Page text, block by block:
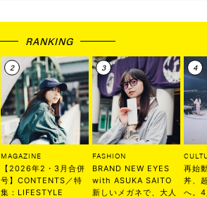
RANKING
MAGAZINE
【2026年2・3月合併
号】CONTENTS／特
集：LIFESTYLE
FASHION
BRAND NEW EYES
with ASUKA SAITO
新しいメガネで、大人
再始
丼、
へ。